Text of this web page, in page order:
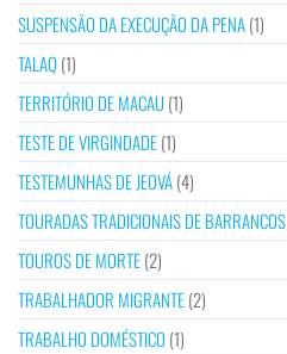
SUSPENSÃO DA EXECUÇÃO DA PENA(1)
TALAQ(1)
TERRITÓRIO DE MACAU(1)
TESTE DE VIRGINDADE(1)
TESTEMUNHAS DE JEOVÁ(4)
TOURADAS TRADICIONAIS DE BARRANCOS
TOUROS DE MORTE(2)
TRABALHADOR MIGRANTE(2)
TRABALHO DOMÉSTICO (1)